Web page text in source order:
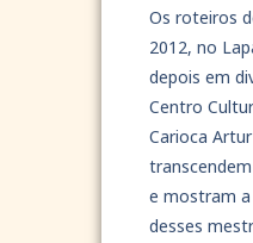
Os roteiros
2012, no
depois em
Centro
Carioca
e mostram a
desses